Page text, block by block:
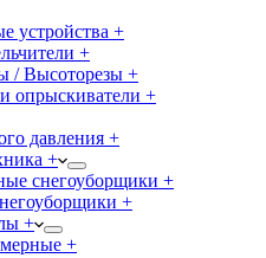
устройства +
+
/ Высоторезы +
опрыскиватели +
давления +
+
снегоуборщики +
+
+
+